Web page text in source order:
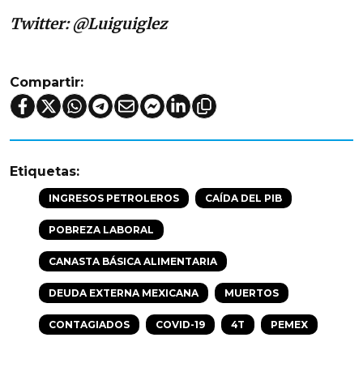
Twitter: @Luiguiglez
Compartir:
Etiquetas:
INGRESOS PETROLEROS CAÍDA DEL PIB
POBREZA LABORAL
CANASTA BÁSICA ALIMENTARIA
DEUDA EXTERNA MEXICANA MUERTOS
CONTAGIADOS COVID-19 4T PEMEX